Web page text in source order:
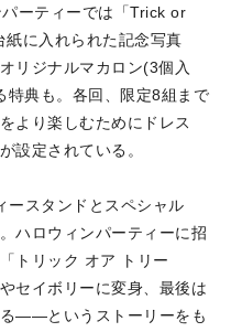
ーティーでは「Trick or
に入れられた記念写真
リジナルマカロン(3個入
特典も。各回、限定8組まで
より楽しむためにドレス
設定されている。
ースタンドとスペシャル
ハロウィンパーティーに招
トリック オア トリー
セイボリーに変身、最後は
——というストーリーをも